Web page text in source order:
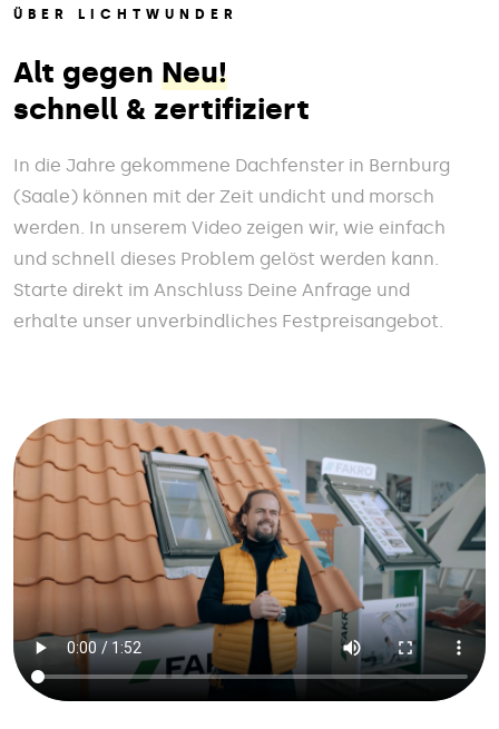
ÜBER LICHTWUNDER
Alt gegen Neu!
schnell & zertifiziert
In die Jahre gekommene Dachfenster in Bernburg
(Saale) können mit der Zeit undicht und morsch
werden. In unserem Video zeigen wir, wie einfach
und schnell dieses Problem gelöst werden kann.
Starte direkt im Anschluss Deine Anfrage und
erhalte unser unverbindliches Festpreisangebot.